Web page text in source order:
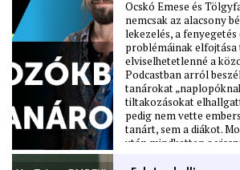
Ocskó Emese és
nemcsak az alacsony
lekezelés, a fenyegetés
problémáinak elfojtása
elviselhetetlenné a
Podcastban arról
tanárokat
tiltakozásokat
pedig nem vette
tanárt, sem a diákot.
után mindketten a